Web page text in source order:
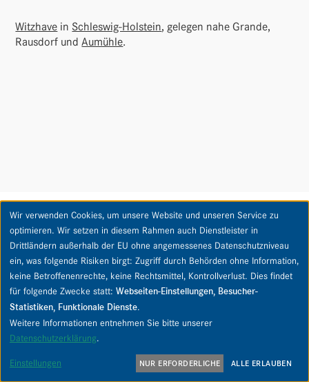
Witz­have in Schleswig-Holstein, gelegen nahe Grande,
Raus­dorf undAumühle.
Der Immobilienmarkt in Witzhave im Überblick
Der durch­schnitt­liche Kauf­preis für Häuser in Witz­have
liegt leicht unter dem Preis in Hamburg. Die Entwick­lung
der Preise verläuft ähnlich. Durch­schnitts­preise sind
jedoch zum Bewerten von Immo­bi­li­en­preisen oftmals nur
bedingt geeignet. Aus diesem Grund empfehlen wir stets
eine indi­vi­du­elle Bera­tung oder Bewer­tung für Ihre Immo­
bilie in Witzhave.
Wir verwenden Cookies, um unsere Website und unseren Service zu
optimieren. Wir setzen in diesem Rahmen auch Dienstleister in
Drittländern außerhalb der EU ohne angemessenes Datenschutzniveau
ein, was folgende Risiken birgt: Zugriff durch Behörden ohne Information,
keine Betroffenenrechte, keine Rechtsmittel, Kontrollverlust. Dies findet
für folgende Zwecke statt: Webseiten-Einstellungen, Besucher-
Statistiken, Funktionale Dienste.
Weitere Informationen entnehmen Sie bitte unserer
Datenschutzerklärung.
Einstellungen NUR ERFORDERLICHE ALLE ERLAUBEN